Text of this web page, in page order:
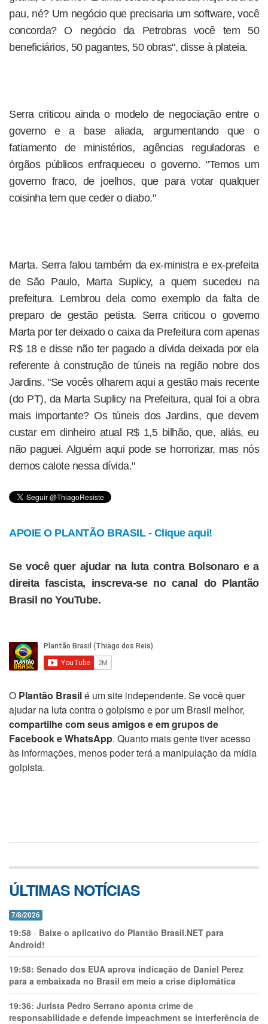
pau, né? Um negócio que precisaria um software, você
concorda? O negócio da Petrobras você tem 50
beneficiários, 50 pagantes, 50 obras", disse à plateia.
Serra criticou ainda o modelo de negociação entre o
governo e a base aliada, argumentando que o
fatiamento de ministérios, agências reguladoras e
órgãos públicos enfraqueceu o governo. "Temos um
governo fraco, de joelhos, que para votar qualquer
coisinha tem que ceder o diabo."
Marta. Serra falou também da ex-ministra e ex-prefeita
de São Paulo, Marta Suplicy, a quem sucedeu na
prefeitura. Lembrou dela como exemplo da falta de
preparo de gestão petista. Serra criticou o governo
Marta por ter deixado o caixa da Prefeitura com apenas
R$ 18 e disse não ter pagado a dívida deixada por ela
referente à construção de túneis na região nobre dos
Jardins. "Se vocês olharem aqui a gestão mais recente
(do PT), da Marta Suplicy na Prefeitura, qual foi a obra
mais importante? Os túneis dos Jardins, que devem
custar em dinheiro atual R$ 1,5 bilhão, que, aliás, eu
não paguei. Alguém aqui pode se horrorizar, mas nós
demos calote nessa dívida."
APOIE O PLANTÃO BRASIL - Clique aqui!
Se você quer ajudar na luta contra Bolsonaro e a
direita fascista, inscreva-se no canal do Plantão
Brasil no YouTube.
O Plantão Brasilé um site independente. Se você quer
ajudar na luta contra o golpismo e por um Brasil melhor,
compartilhe com seus amigos e em grupos de
Facebook e WhatsApp. Quanto mais gente tiver acesso
às informações, menos poder terá a manipulação da mídia
golpista.
ÚLTIMAS NOTÍCIAS
7/8/2026
19:58 - Baixe o aplicativo do Plantão Brasil.NET para
Android!
19:58: Senado dos EUA aprova indicação de Daniel Perez
para a embaixada no Brasil em meio a crise diplomática
19:36: Jurista Pedro Serrano aponta crime de
responsabilidade e defende impeachment se interferência de